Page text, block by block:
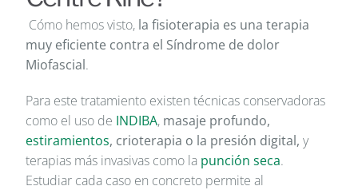
Cómo hemos visto, la fisioterapia es una terapia
muy eficiente contra el Síndrome de dolor
Miofascial.
Para este tratamiento existen técnicas conservadoras
como el uso de INDIBA, masaje profundo,
estiramientos, crioterapia o la presión digital, y
terapias más invasivas como la punción seca.
Estudiar cada caso en concreto permite al